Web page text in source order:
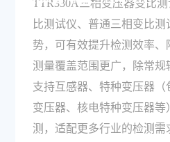
TTR330A三相变压器变比
比测试仪、普通三相变比
势，可有效提升检测效率
测量覆盖范围更广，除常
支持互感器、特种变压器（
变压器、核电特种变压器
测，适配更多行业的检测需